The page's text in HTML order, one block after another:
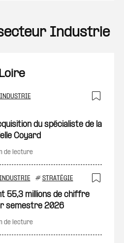
Industrie
INDUSTRIE
du spécialiste de la
Coyard
de lecture
INDUSTRIE # STRATÉGIE
55,3 millions de chiffre
semestre 2026
de lecture